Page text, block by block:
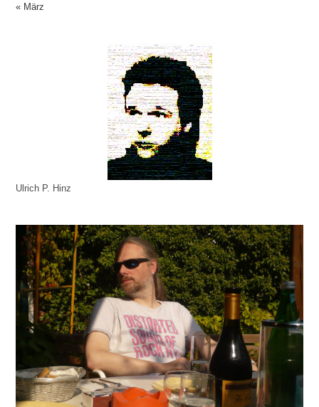
« März
Ulrich P. Hinz